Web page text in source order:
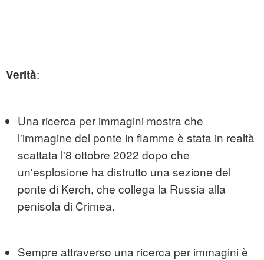
Verità:
Una ricerca per immagini mostra che
l'immagine del ponte in fiamme è stata in realtà
scattata l'8 ottobre 2022 dopo che
un'esplosione ha distrutto una sezione del
ponte di Kerch, che collega la Russia alla
penisola di Crimea.
Sempre attraverso una ricerca per immagini è